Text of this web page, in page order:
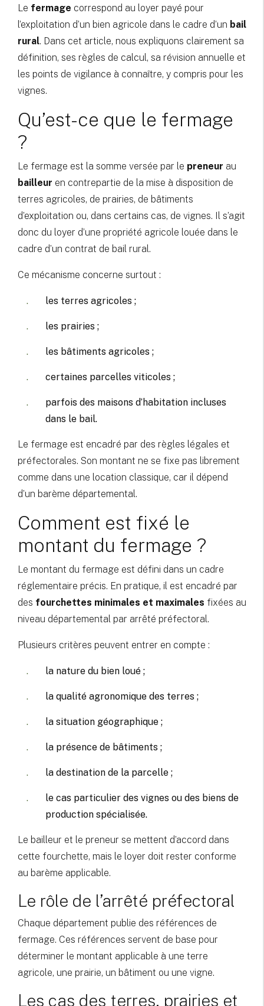
Le fermage correspond au loyer payé pour
l’exploitation d’un bien agricole dans le cadre d’un bail
rural. Dans cet article, nous expliquons clairement sa
définition, ses règles de calcul, sa révision annuelle et
les points de vigilance à connaître, y compris pour les
vignes.
Qu’est-ce que le fermage
?
Le fermage est la somme versée par le preneur au
bailleur en contrepartie de la mise à disposition de
terres agricoles, de prairies, de bâtiments
d’exploitation ou, dans certains cas, de vignes. Il s’agit
donc du loyer d’une propriété agricole louée dans le
cadre d’un contrat de bail rural.
Ce mécanisme concerne surtout :
les terres agricoles ;
les prairies ;
les bâtiments agricoles ;
certaines parcelles viticoles ;
parfois des maisons d’habitation incluses
dans le bail.
Le fermage est encadré par des règles légales et
préfectorales. Son montant ne se fixe pas librement
comme dans une location classique, car il dépend
d’un barème départemental.
Comment est fixé le
montant du fermage ?
Le montant du fermage est défini dans un cadre
réglementaire précis. En pratique, il est encadré par
des fourchettes minimales et maximales fixées au
niveau départemental par arrêté préfectoral.
Plusieurs critères peuvent entrer en compte :
la nature du bien loué ;
la qualité agronomique des terres ;
la situation géographique ;
la présence de bâtiments ;
la destination de la parcelle ;
le cas particulier des vignes ou des biens de
production spécialisée.
Le bailleur et le preneur se mettent d’accord dans
cette fourchette, mais le loyer doit rester conforme
au barème applicable.
Le rôle de l’arrêté préfectoral
Chaque département publie des références de
fermage. Ces références servent de base pour
déterminer le montant applicable à une terre
agricole, une prairie, un bâtiment ou une vigne.
Les cas des terres, prairies et